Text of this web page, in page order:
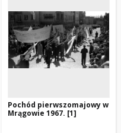
Pochód pierwszomajowy w
Mrągowie 1967. [1]